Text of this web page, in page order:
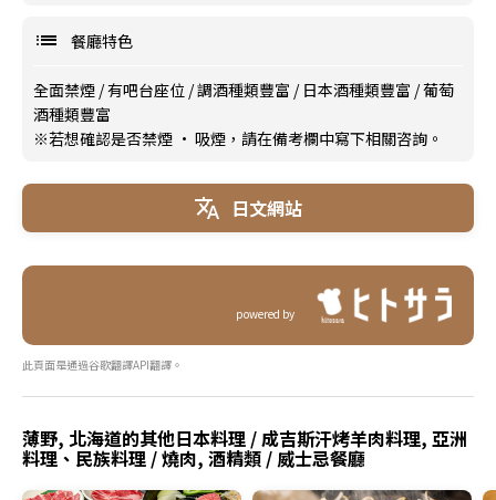
餐廳特色
全面禁煙 /有吧台座位 /調酒種類豐富 / 日本酒種類豐富 /葡萄
酒種類豐富
※若想確認是否禁煙 · 吸煙，請在備考欄中寫下相關咨詢。
日文網站
powered by
此頁面是通過谷歌翻譯API翻譯。
薄野, 北海道的其他日本料理 / 成吉斯汗烤羊肉料理, 亞洲
料理、民族料理 / 燒肉, 酒精類 / 威士忌餐廳